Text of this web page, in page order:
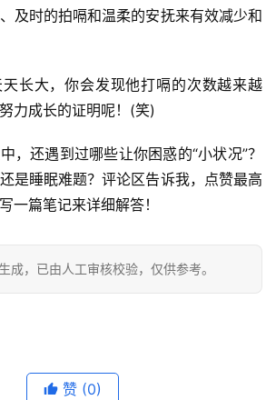
及时的拍嗝和温柔的安抚来有效减少和
长大，你会发现他打嗝的次数越来越
力成长的证明呢！(笑)
，还遇到过哪些让你困惑的“小状况”？
是睡眠难题？评论区告诉我，点赞最高
一篇笔记来详细解答！
成，已由人工审核校验，仅供参考。
赞 (0)